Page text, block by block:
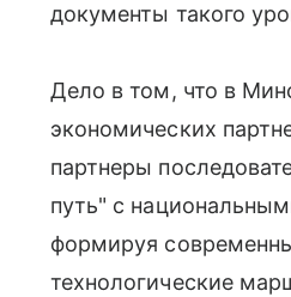
документы такого
Дело в том, что в
экономических
партнеры
путь" с
формируя
технологические